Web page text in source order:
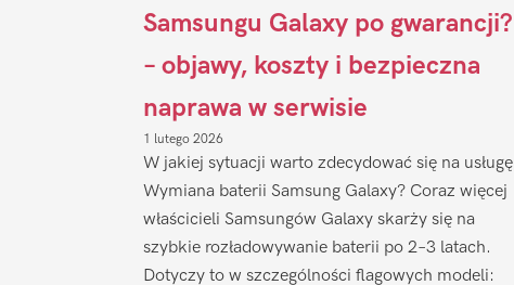
Samsungu Galaxy po gwarancji?
– objawy, koszty i bezpieczna
naprawa w serwisie
1 lutego 2026
W jakiej sytuacji warto zdecydować się na usługę
Wymiana baterii Samsung Galaxy? Coraz więcej
właścicieli Samsungów Galaxy skarży się na
szybkie rozładowywanie baterii po 2–3 latach.
Dotyczy to w szczególności flagowych modeli: